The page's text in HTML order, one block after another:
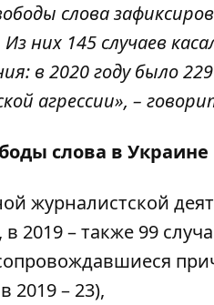
слова
них 145 случаев
в 2020 году было
агрессии», –
слова в Украине
журналистской
2019 – также 99
2019 – 23),